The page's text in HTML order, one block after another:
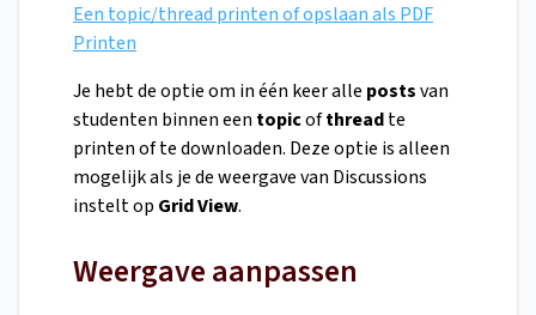
Een topic/thread printen of opslaan als PDF
Printen
Je hebt de optie om in één keer alle postsvan
studenten binnen een topicofthreadte
printen of te downloaden. Deze optie is alleen
mogelijk als je de weergave van Discussions
instelt op Grid View.
Weergave aanpassen